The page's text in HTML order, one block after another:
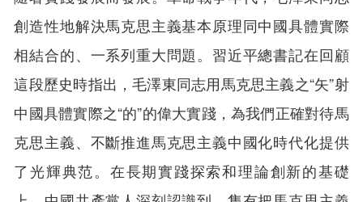
創造性地解決馬克思主義基本原理同中國具體實際
相結合的、一系列重大問題。習近平總書記在回顧
這段歷史時指出，毛澤東同志用馬克思主義之“矢”射
中國具體實際之“的”的偉大實踐，為我們正確對待馬
克思主義、不斷推進馬克思主義中國化時代化提供
了光輝典范。在長期實踐探索和理論創新的基礎